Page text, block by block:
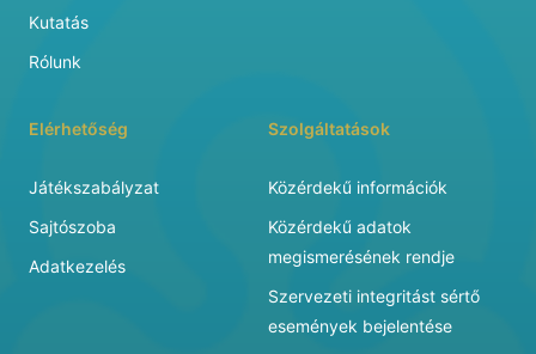
Kutatás
Rólunk
Elérhetőség
Játékszabályzat
Sajtószoba
Adatkezelés
Szolgáltatások
Közérdekű információk
Közérdekű adatok
megismerésének rendje
Szervezeti integritást sértő
események bejelentése